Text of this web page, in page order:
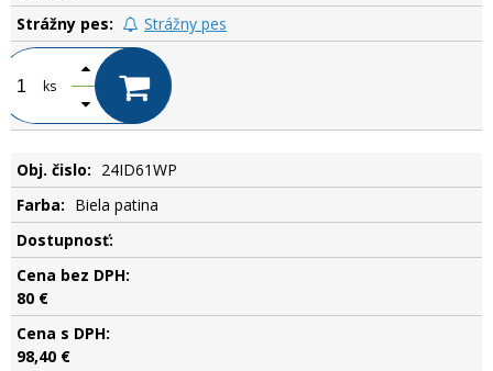
Strážny pes
ks
24ID61WP
Biela patina
80 €
98,40 €